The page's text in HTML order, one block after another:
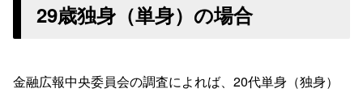
29歳独身（単身）の場合
金融広報中央委員会の調査によれば、20代単身（独身）